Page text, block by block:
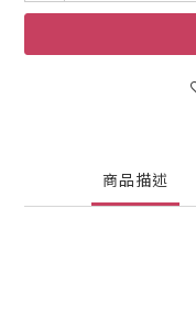
商品描述